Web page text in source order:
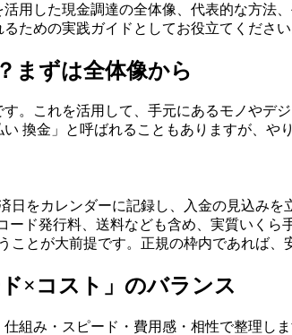
用した現金調達の全体像、代表的な方法
ための実践ガイドとしてお役立てください
まずは全体像から
。これを活用して、手元にあるモノやデ
換金」と呼ばれることもありますが、や
をカレンダーに記録し、入金の見込みを
ド発行料、送料なども含め、実質いくら
とが大前提です。正規の枠内であれば、
×コスト」のバランス
組み・スピード・費用感・相性で整理し